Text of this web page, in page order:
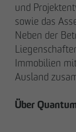
und
sowie das
Neben der
Immobilien
Ausland
Über
E-
© OTTO